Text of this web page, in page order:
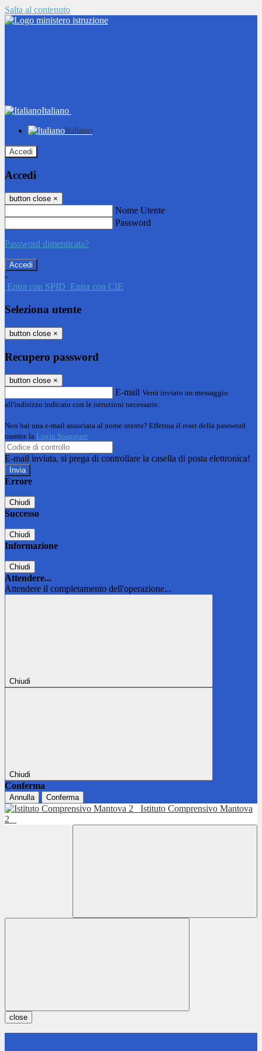
Salta al contenuto
Italiano
Italiano
Accedi
Accedi
button close ×
Nome Utente
Password
Password dimenticata?
-
Entra con SPID Entra con CIE
Seleziona utente
button close ×
Recupero password
button close ×
E-mail Verrà inviato un messaggio
all'indirizzo indicato con le istruzioni necessarie.
Non hai una e-mail associata al nome utente? Effettua il reset della password
tramite la Login Spaggiari
E-mail inviata, si prega di controllare la casella di posta elettronica!
Errore
Chiudi
Successo
Chiudi
Informazione
Chiudi
Attendere...
Attendere il completamento dell'operazione...
Chiudi
Chiudi
Conferma
Annulla Conferma
Istituto Comprensivo Mantova
2
close